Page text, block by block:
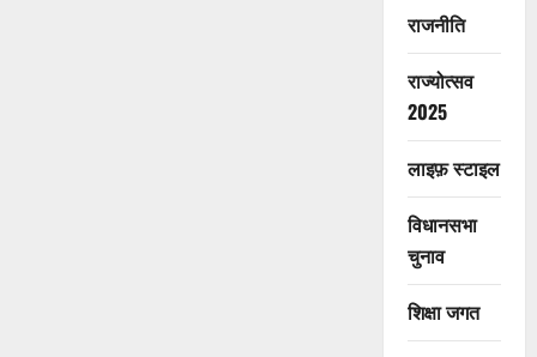
राजनीति
राज्योत्सव
2025
लाइफ़ स्टाइल
विधानसभा
चुनाव
शिक्षा जगत